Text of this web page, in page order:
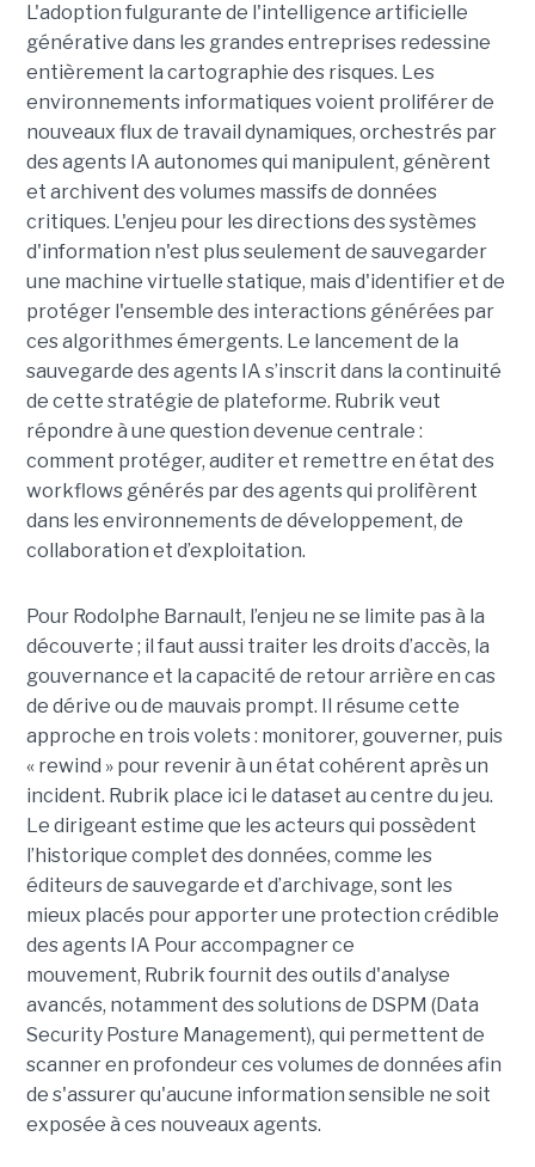
L'adoption fulgurante de l'intelligence artificielle
générative dans les grandes entreprises redessine
entièrement la cartographie des risques. Les
environnements informatiques voient proliférer de
nouveaux flux de travail dynamiques, orchestrés par
des agents IA autonomes qui manipulent, génèrent
et archivent des volumes massifs de données
critiques. L'enjeu pour les directions des systèmes
d'information n'est plus seulement de sauvegarder
une machine virtuelle statique, mais d'identifier et de
protéger l'ensemble des interactions générées par
ces algorithmes émergents. Le lancement de la
sauvegarde des agents IA s’inscrit dans la continuité
de cette stratégie de plateforme. Rubrik veut
répondre à une question devenue centrale :
comment protéger, auditer et remettre en état des
workflows générés par des agents qui prolifèrent
dans les environnements de développement, de
collaboration et d’exploitation.
Pour Rodolphe Barnault, l’enjeu ne se limite pas à la
découverte ; il faut aussi traiter les droits d’accès, la
gouvernance et la capacité de retour arrière en cas
de dérive ou de mauvais prompt. Il résume cette
approche en trois volets : monitorer, gouverner, puis
« rewind » pour revenir à un état cohérent après un
incident. Rubrik place ici le dataset au centre du jeu.
Le dirigeant estime que les acteurs qui possèdent
l’historique complet des données, comme les
éditeurs de sauvegarde et d’archivage, sont les
mieux placés pour apporter une protection crédible
des agents IA Pour accompagner ce
mouvement, Rubrik fournit des outils d'analyse
avancés, notamment des solutions de DSPM (Data
Security Posture Management), qui permettent de
scanner en profondeur ces volumes de données afin
de s'assurer qu'aucune information sensible ne soit
exposée à ces nouveaux agents.